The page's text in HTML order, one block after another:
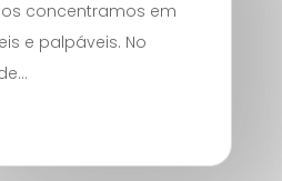
concentramos em
e palpáveis. No